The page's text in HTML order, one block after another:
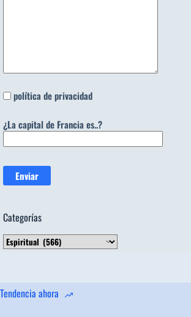
política de privacidad
¿La capital de Francia es..?
Categorías
Categorías
Tendencia ahora